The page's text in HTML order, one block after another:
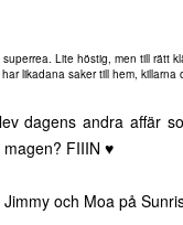
Lite höstig, men till rätt
likadana saker till hem,
dagens andra affär
FIIIN ♥
och Moa på